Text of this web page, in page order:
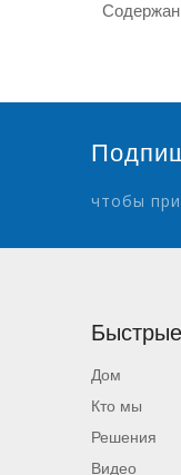
чтобы
Дом
Кто мы
Решения
Видео